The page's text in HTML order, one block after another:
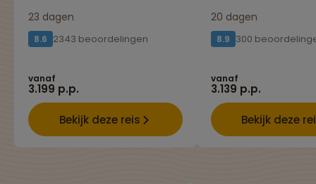
23 dagen
8.6 2343 beoordelingen
vanaf
3.199 p.p.
Bekijk deze reis
20 dagen
8.9 300
vanaf
3.139 p.p.
Bekijk deze